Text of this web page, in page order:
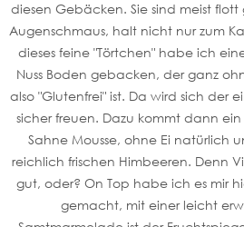
diesen Gebäcken. Sie sind meist
Augenschmaus, halt nicht nur zum
dieses feine "Törtchen" habe ich
Nuss Boden gebacken, der ganz
also "Glutenfrei" ist. Da wird sich der
sicher freuen. Dazu kommt dann ein
Sahne Mousse, ohne Ei natürlich
reichlich frischen Himbeeren. Denn
gut, oder? On Top habe ich es mir
gemacht, mit einer leicht